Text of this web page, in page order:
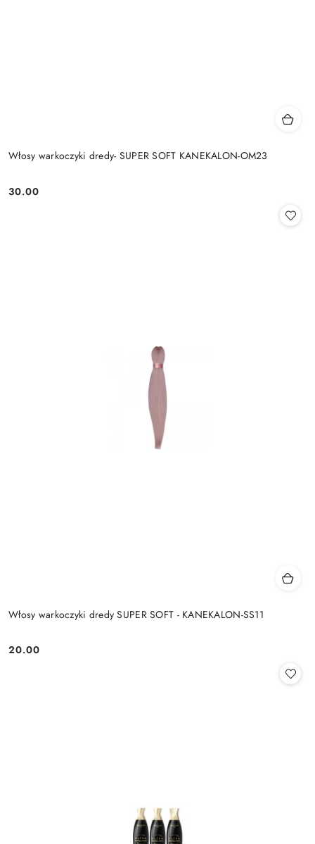
Włosy warkoczyki dredy- SUPER SOFT KANEKALON-OM23
Cena:
30.00
Włosy warkoczyki dredy SUPER SOFT - KANEKALON-SS11
Cena:
20.00